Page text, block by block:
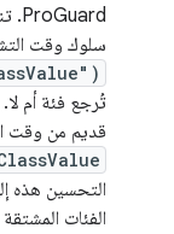
سلوك وقت
تُرجع فئة أم
قديم من وقت
التحسين هذه
الفئات